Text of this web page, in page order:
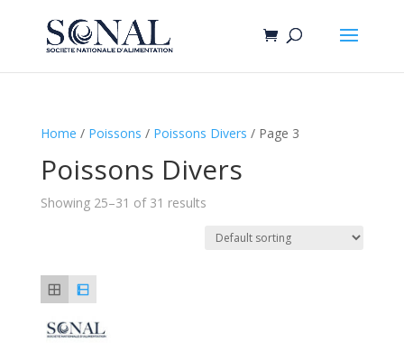
Home / Poissons / Poissons Divers / Page 3
Poissons Divers
Showing 25–31 of 31 results